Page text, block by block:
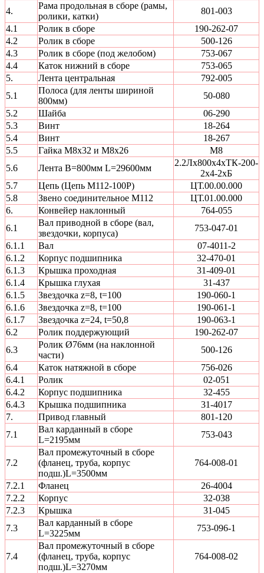
4.
Рама продольная в сборе (рамы,
ролики, катки)
801-003
4.1
Ролик в сборе
190-262-07
4.2
Ролик в сборе
500-126
4.3
Ролик в сборе (под желобом)
753-067
4.4
Каток нижний в сборе
753-065
5.
Лента центральная
792-005
5.1
Полоса (для ленты шириной
800мм)
50-080
5.2
Шайба
06-290
5.3
Винт
18-264
5.4
Винт
18-267
5.5
Гайка М8х32 и М8х26
М8
5.6
Лента В=800мм L=29600мм
2.2Лх800х4хТК-200-
2х4-2хБ
5.7
Цепь (Цепь М112-100Р)
ЦТ.00.00.000
5.8
Звено соединительное М112
ЦТ.01.00.000
6.
Конвейер наклонный
764-055
6.1
Вал приводной в сборе (вал,
звездочки, корпуса)
753-047-01
6.1.1
Вал
07-4011-2
6.1.2
Корпус подшипника
32-470-01
6.1.3
Крышка проходная
31-409-01
6.1.4
Крышка глухая
31-437
6.1.5
Звездочка z=8, t=100
190-060-1
6.1.6
Звездочка z=8, t=100
190-061-1
6.1.7
Звездочка z=24, t=50,8
190-063-1
6.2
Ролик поддержующий
190-262-07
6.3
Ролик Ø76мм (на наклонной
части)
500-126
6.4
Каток натяжной в сборе
756-026
6.4.1
Ролик
02-051
6.4.2
Корпус подшипника
32-455
6.4.3
Крышка подшипника
31-4017
7.
Привод главный
801-120
7.1
Вал карданный в сборе
L=2195мм
753-043
7.2
Вал промежуточный в сборе
(фланец, труба, корпус
подш.)L=3500мм
764-008-01
7.2.1 Фланец
26-4004
7.2.2
Корпус
32-038
7.2.3
Крышка
31-045
7.3
Вал карданный в сборе
L=3225мм
753-096-1
7.4
Вал промежуточный в сборе
(фланец, труба, корпус
подш.)L=3270мм
764-008-02